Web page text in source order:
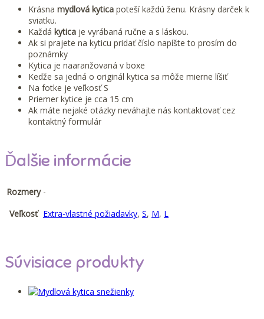
Krásna mydlová kytica poteší každú ženu. Krásny darček k
sviatku.
Každá kytica je vyrábaná ručne a s láskou.
Ak si prajete na kyticu pridať číslo napíšte to prosím do
poznámky
Kytica je naaranžovaná v boxe
Kedže sa jedná o originál kytica sa môže mierne líšiť
Na fotke je veľkosť S
Priemer kytice je cca 15 cm
Ak máte nejaké otázky neváhajte nás kontaktovať cez
kontaktný formulár
Ďalšie informácie
Rozmery -
Veľkosť Extra-vlastné požiadavky, S, M, L
Súvisiace produkty